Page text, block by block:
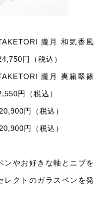
朧⽉ 和気⾹⾵
円（税込）
朧⽉ 爽籟翠篠
円（税込）
円（税込）
円（税込）
ンやお好きな軸とニブを
レクトのガラスペンを発